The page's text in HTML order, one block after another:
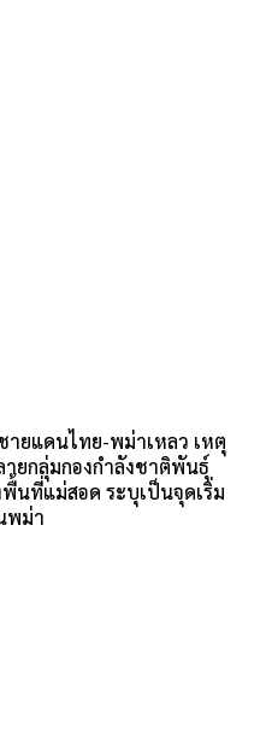
ายแดนไทย-พม่าเหลว เหตุ
ยกลุ่มกองกำลังชาติพันธุ์
นที่แม่สอด ระบุเป็นจุดเริ่ม
พม่า